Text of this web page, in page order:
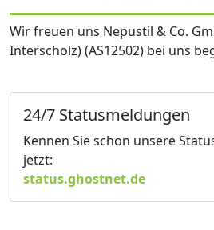
Wir freuen uns Nepustil & Co.
Interscholz) (AS12502) bei uns
24/7 Statusmeldungen
Kennen Sie schon unsere
jetzt:
status.ghostnet.de